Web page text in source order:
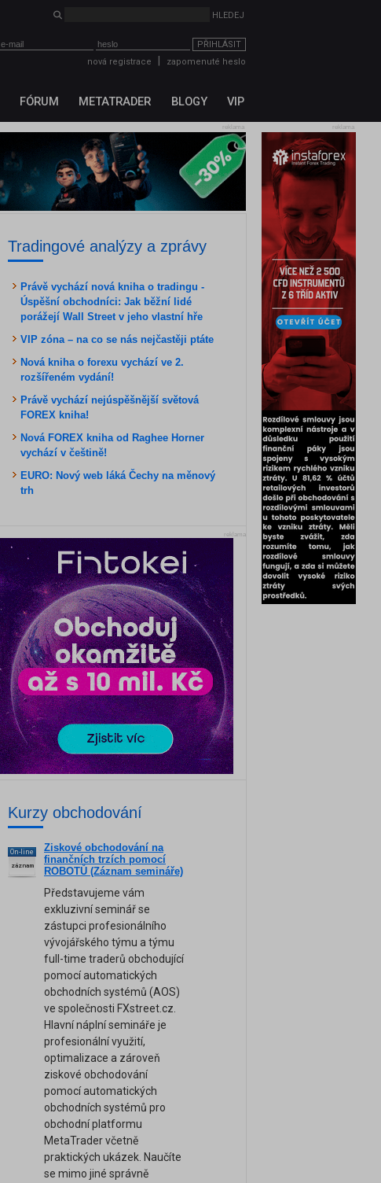
HLEDEJ
PŘIHLÁSIT
nová registrace
zapomenuté heslo
FÓRUM METATRADER BLOGY VIP
reklama
reklama
Tradingové analýzy a zprávy
Právě vychází nová kniha o tradingu -
Úspěšní obchodníci: Jak běžní lidé
porážejí Wall Street v jeho vlastní hře
VIP zóna – na co se nás nejčastěji ptáte
Nová kniha o forexu vychází ve 2.
rozšířeném vydání!
Právě vychází nejúspěšnější světová
FOREX kniha!
Nová FOREX kniha od Raghee Horner
vychází v češtině!
EURO: Nový web láká Čechy na měnový
trh
reklama
Kurzy obchodování
On-line
záznam
Ziskové obchodování na
finančních trzích pomocí
ROBOTŮ (Záznam semináře)
Představujeme vám
exkluzivní seminář se
zástupci profesionálního
vývojářského týmu a týmu
full-time traderů obchodující
pomocí automatických
obchodních systémů (AOS)
ve společnosti FXstreet.cz.
Hlavní náplní semináře je
profesionální využití,
optimalizace a zároveň
ziskové obchodování
pomocí automatických
obchodních systémů pro
obchodní platformu
MetaTrader včetně
praktických ukázek. Naučíte
se mimo jiné správně